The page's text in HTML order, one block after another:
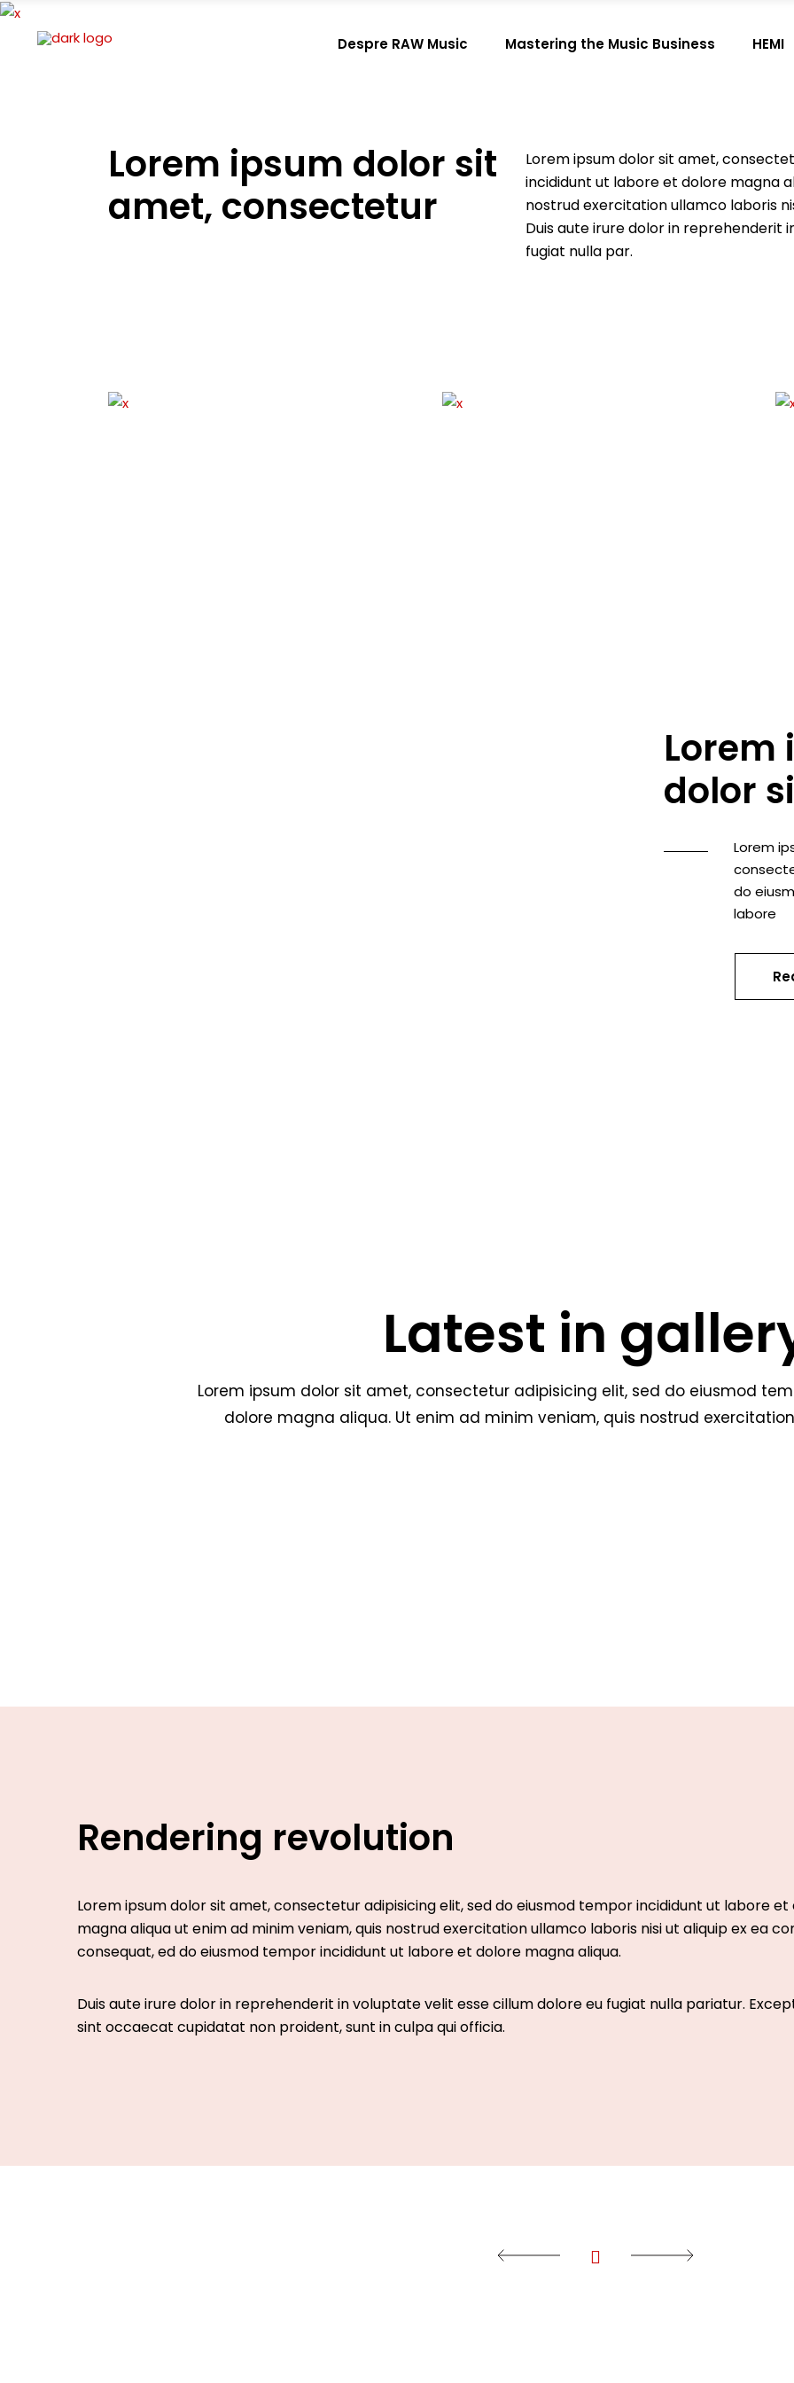
Despre RAW Music Mastering the Music Business HEMI
Lorem ipsum dolor sit
amet, consectetur
Lorem ipsum dolor sit amet,
incididunt ut labore et dolore magna
nostrud exercitation ullamco laboris
Duis aute irure dolor in reprehenderit
fugiat nulla par.
Lorem
dolor
Lorem
do
labore
Latest in
Lorem ipsum dolor sit amet, consectetur adipisicing elit, sed do eiusmod
dolore magna aliqua. Ut enim ad minim veniam, quis nostrud
Rendering revolution
Lorem ipsum dolor sit amet, consectetur adipisicing elit, sed do eiusmod tempor incididunt ut labore et
magna aliqua ut enim ad minim veniam, quis nostrud exercitation ullamco laboris nisi ut aliquip ex ea
consequat, ed do eiusmod tempor incididunt ut labore et dolore magna aliqua.
Duis aute irure dolor in reprehenderit in voluptate velit esse cillum dolore eu fugiat nulla pariatur.
sint occaecat cupidatat non proident, sunt in culpa qui officia.